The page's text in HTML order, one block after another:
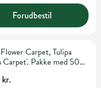
Forudbestil
Carpet, Tulipa
Carpet'. Pakke med 50